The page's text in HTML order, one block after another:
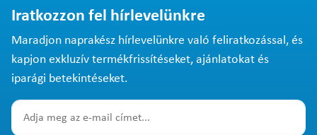
Iratkozzon fel hírlevelünkre
Maradjon naprakész hírlevelünkre való feliratkozással, és
kapjon exkluzív termékfrissítéseket, ajánlatokat és
iparági betekintéseket.